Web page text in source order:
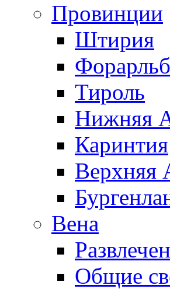
Провинции
Штирия
Тироль
Нижняя
Каринтия
Верхняя
Вена
Общие